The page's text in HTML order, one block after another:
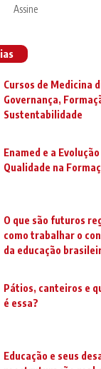
Assine
Cursos de Medicina
Governança,
Sustentabilidade
Enamed e a
Qualidade na
O que são futuros
como trabalhar o
da educação
Pátios, canteiros e
é essa?
Educação e seus